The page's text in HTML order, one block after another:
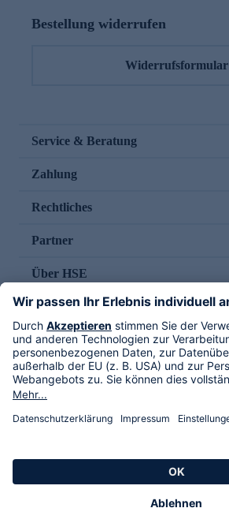
Bestellung widerrufen
Widerrufsformular
Service & Beratung
Zahlung
Rechtliches
Partner
Über HSE
Im TV
HSE International